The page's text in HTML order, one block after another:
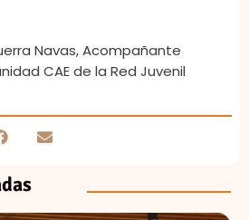
Navas, Acompañante
CAE de la Red Juvenil